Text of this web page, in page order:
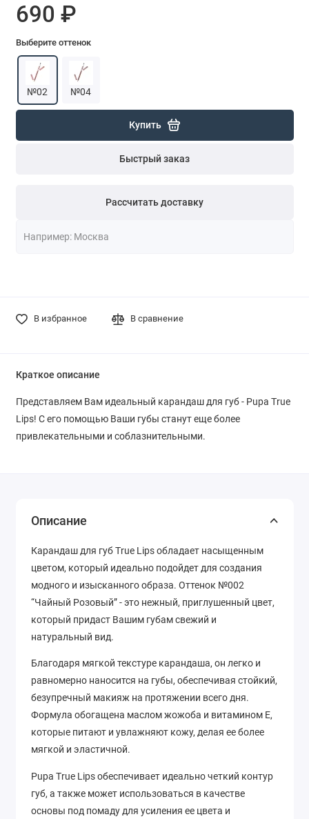
690 ₽
Выберите оттенок
№02 №04
Купить
Быстрый заказ
Рассчитать доставку
В избранное В сравнение
Краткое описание
Представляем Вам идеальный карандаш для губ - Pupa True
Lips! С его помощью Ваши губы станут еще более
привлекательными и соблазнительными.
Описание
Карандаш для губ True Lips обладает насыщенным
цветом, который идеально подойдет для создания
модного и изысканного образа. Оттенок №002
“Чайный Розовый” - это нежный, приглушенный цвет,
который придаст Вашим губам свежий и
натуральный вид.
Благодаря мягкой текстуре карандаша, он легко и
равномерно наносится на губы, обеспечивая стойкий,
безупречный макияж на протяжении всего дня.
Формула обогащена маслом жожоба и витамином Е,
которые питают и увлажняют кожу, делая ее более
мягкой и эластичной.
Pupa True Lips обеспечивает идеально четкий контур
губ, а также может использоваться в качестве
основы под помаду для усиления ее цвета и